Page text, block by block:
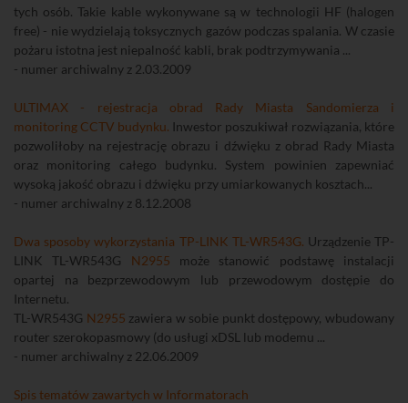
tych osób. Takie kable wykonywane są w technologii HF (halogen
free) - nie wydzielają toksycznych gazów podczas spalania. W czasie
pożaru istotna jest niepalność kabli, brak podtrzymywania ...
- numer archiwalny z 2.03.2009
ULTIMAX - rejestracja obrad Rady Miasta Sandomierza i
monitoring CCTV budynku. Inwestor poszukiwał rozwiązania, które
pozwoliłoby na rejestrację obrazu i dźwięku z obrad Rady Miasta
oraz monitoring całego budynku. System powinien zapewniać
wysoką jakość obrazu i dźwięku przy umiarkowanych kosztach...
- numer archiwalny z 8.12.2008
Dwa sposoby wykorzystania TP-LINK TL-WR543G. Urządzenie TP-
LINK TL-WR543G N2955 może stanowić podstawę instalacji
opartej na bezprzewodowym lub przewodowym dostępie do
Internetu.
TL-WR543G N2955 zawiera w sobie punkt dostępowy, wbudowany
router szerokopasmowy (do usługi xDSL lub modemu ...
- numer archiwalny z 22.06.2009
Spis tematów zawartych w Informatorach